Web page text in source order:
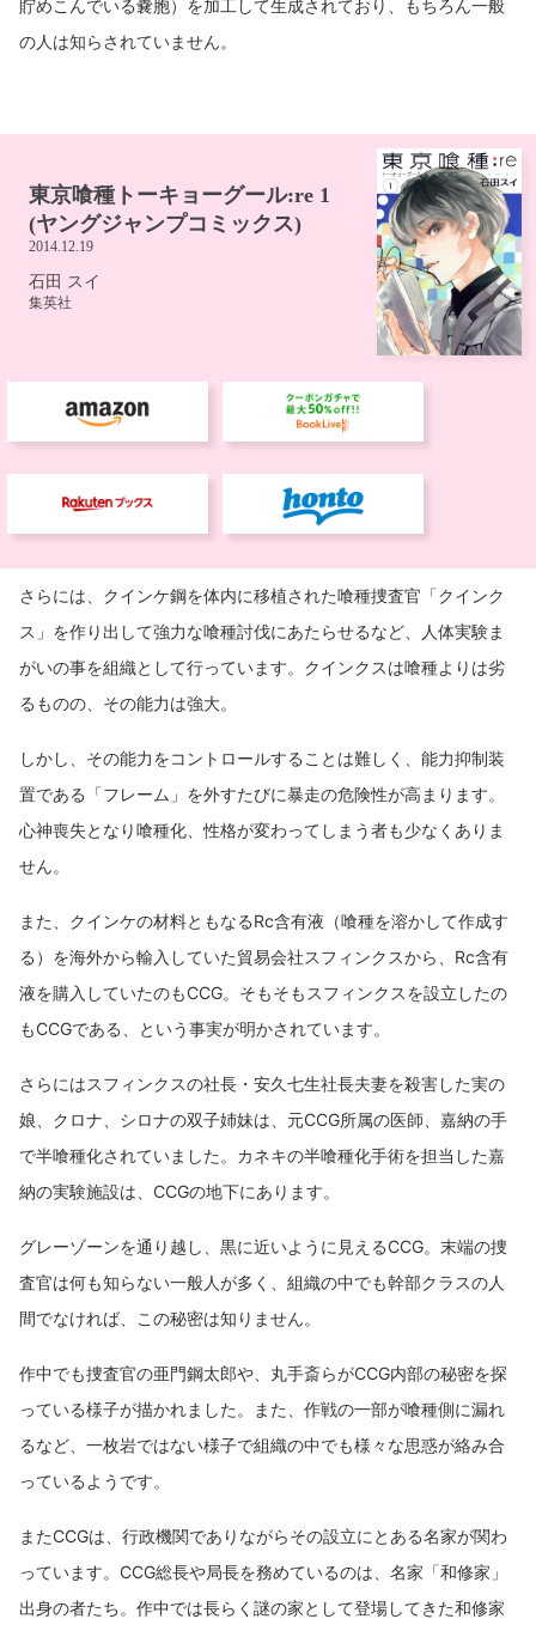
貯めこんでいる嚢胞）を加工して生成されており、もちろん一般
の人は知らされていません。
さらには、クインケ鋼を体内に移植された喰種捜査官「クインク
ス」を作り出して強力な喰種討伐にあたらせるなど、人体実験ま
がいの事を組織として行っています。クインクスは喰種よりは劣
るものの、その能力は強大。
しかし、その能力をコントロールすることは難しく、能力抑制装
置である「フレーム」を外すたびに暴走の危険性が高まります。
心神喪失となり喰種化、性格が変わってしまう者も少なくありま
せん。
また、クインケの材料ともなるRc含有液（喰種を溶かして作成す
る）を海外から輸入していた貿易会社スフィンクスから、Rc含有
液を購入していたのもCCG。そもそもスフィンクスを設立したの
もCCGである、という事実が明かされています。
さらにはスフィンクスの社長・安久七生社長夫妻を殺害した実の
娘、クロナ、シロナの双子姉妹は、元CCG所属の医師、嘉納の手
で半喰種化されていました。カネキの半喰種化手術を担当した嘉
納の実験施設は、CCGの地下にあります。
グレーゾーンを通り越し、黒に近いように見えるCCG。末端の捜
査官は何も知らない一般人が多く、組織の中でも幹部クラスの人
間でなければ、この秘密は知りません。
作中でも捜査官の亜門鋼太郎や、丸手斎らがCCG内部の秘密を探
っている様子が描かれました。また、作戦の一部が喰種側に漏れ
るなど、一枚岩ではない様子で組織の中でも様々な思惑が絡み合
っているようです。
またCCGは、行政機関でありながらその設立にとある名家が関わ
っています。CCG総長や局長を務めているのは、名家「和修家」
出身の者たち。作中では長らく謎の家として登場してきた和修家